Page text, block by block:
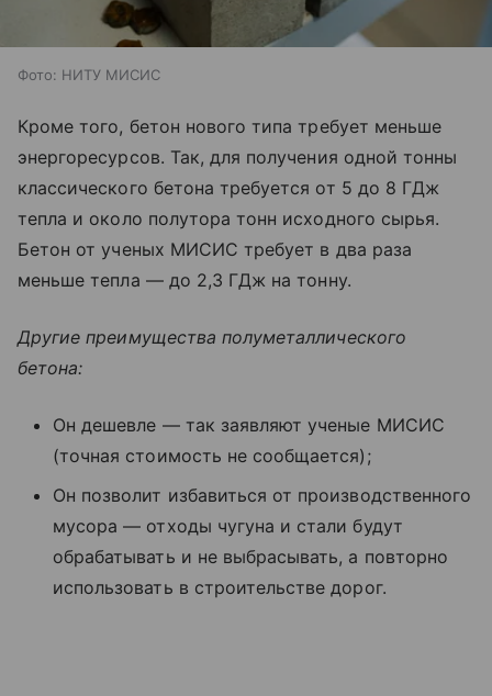
Фото: НИТУ МИСИС
Кроме того, бетон нового типа требует меньше
энергоресурсов. Так, для получения одной тонны
классического бетона требуется от 5 до 8 ГДж
тепла и около полутора тонн исходного сырья.
Бетон от ученых МИСИС требует в два раза
меньше тепла — до 2,3 ГДж на тонну.
Другие преимущества полуметаллического
бетона:
Он дешевле — так заявляют ученые МИСИС
(точная стоимость не сообщается);
Он позволит избавиться от производственного
мусора — отходы чугуна и стали будут
обрабатывать и не выбрасывать, а повторно
использовать в строительстве дорог.